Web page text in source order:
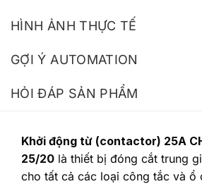
HÌNH ẢNH THỰC TẾ
GỢI Ý AUTOMATION
HỎI ĐÁP SẢN PHẨM
Khởi động từ (contactor) 25A
25/20 là thiết bị đóng cắt trung
cho tất cả các loại công tắc và ổ